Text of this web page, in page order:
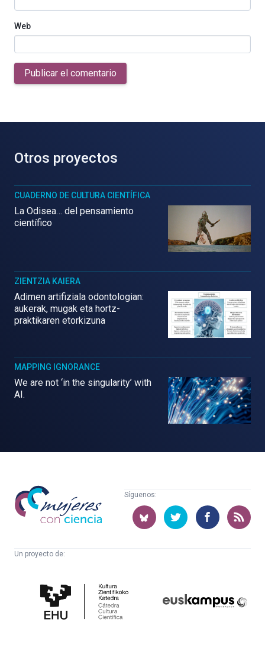
Web
Publicar el comentario
Otros proyectos
CUADERNO DE CULTURA CIENTÍFICA
La Odisea… del pensamiento
científico
ZIENTZIA KAIERA
Adimen artifiziala odontologian:
aukerak, mugak eta hortz-
praktikaren etorkizuna
MAPPING IGNORANCE
We are not ‘in the singularity’ with
AI.
Mujeres
con
ciencia
Síguenos:
Un proyecto de:
Cultura
Científica